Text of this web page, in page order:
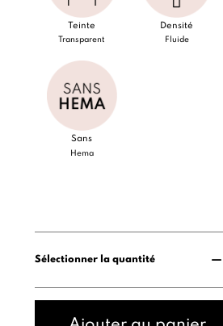
Teinte
Transparent
Densité
Fluide
Sans
Hema
Sélectionner la quantité